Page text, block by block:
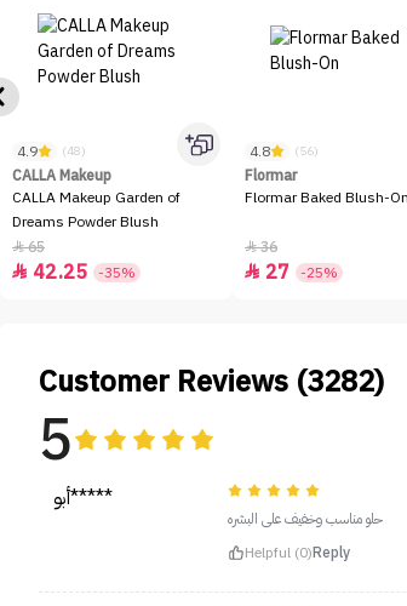
4.9 (48)
CALLA Makeup
CALLA Makeup Garden of
Dreams Powder Blush
65
 42.25 -35%
4.8 (56)
Flormar
Flormar Baked Blush-On
36
 27 -25%
Customer Reviews (3282)
5
أبو*****
حلو مناسب وخفيف على البشره
Helpful (0)Reply